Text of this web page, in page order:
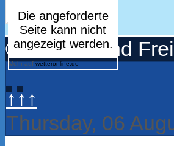
Mehr aufwetteronline.de
© Turnerbund
↑↑↑
Thursday, 06